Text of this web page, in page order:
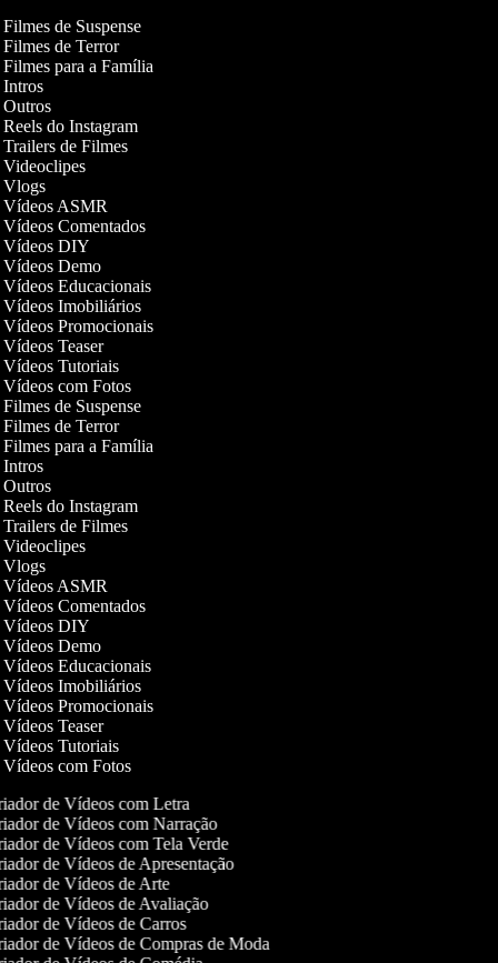
Filmes de Suspense
Filmes de Terror
Filmes para a Família
Intros
Outros
Reels do Instagram
Trailers de Filmes
Videoclipes
Vlogs
Vídeos ASMR
Vídeos Comentados
Vídeos DIY
Vídeos Demo
Vídeos Educacionais
Vídeos Imobiliários
Vídeos Promocionais
Vídeos Teaser
Vídeos Tutoriais
Vídeos com Fotos
Filmes de Suspense
Filmes de Terror
Filmes para a Família
Intros
Outros
Reels do Instagram
Trailers de Filmes
Videoclipes
Vlogs
Vídeos ASMR
Vídeos Comentados
Vídeos DIY
Vídeos Demo
Vídeos Educacionais
Vídeos Imobiliários
Vídeos Promocionais
Vídeos Teaser
Vídeos Tutoriais
Vídeos com Fotos
de Vídeos com Letra
de Vídeos com Narração
de Vídeos com Tela Verde
de Vídeos de Apresentação
de Vídeos de Arte
de Vídeos de Avaliação
de Vídeos de Carros
de Vídeos de Compras de Moda